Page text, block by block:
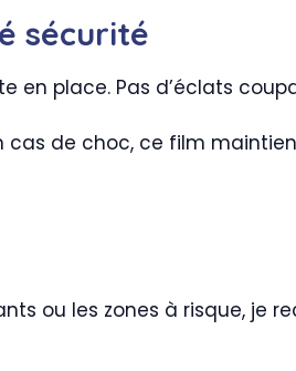
sécurité
en place. Pas d’éclats
de choc, ce film
ou les zones à risque, je